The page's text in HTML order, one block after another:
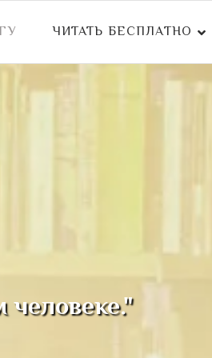
ЧИТАТЬ БЕСПЛАТНО